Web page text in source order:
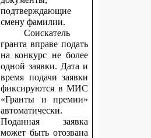
подтверждающие
смену фамилии.
Соискатель
гранта вправе подать
на конкурс не более
одной заявки. Дата и
время подачи заявки
фиксируются в МИС
«Гранты и премии»
автоматически.
Поданная заявка
может быть отозвана